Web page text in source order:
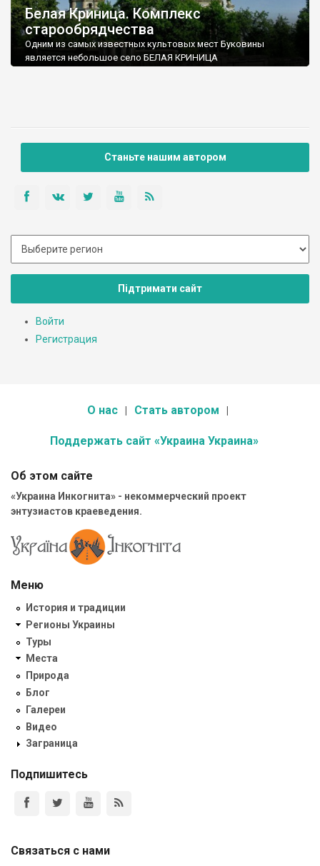
Белая Криница. Комплекс
старообрядчества
Одним из самых известных культовых мест Буковины
является небольшое село БЕЛАЯ КРИНИЦА
сладковатая на вкус. С конца ХVІІІ века и до наших дней
Белая Криница является центром Русской Старообрядческой
Станьте нашим автором
Підтримати сайт
Войти
Регистрация
О нас Стать автором
Поддержать сайт «Украина Украина»
Об этом сайте
«Украина Инкогнита» - некоммерческий проект
энтузиастов краеведения.
Меню
История и традиции
Регионы Украины
Туры
Места
Природа
Блог
Галереи
Видео
Заграница
Подпишитесь
Связаться с нами